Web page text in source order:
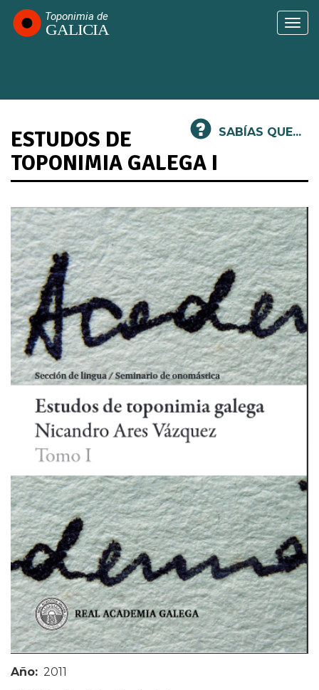
Pasar
contenido
SABÍAS QUE...
ESTUDOS DE
TOPONIMIA GALEGA I
Año
2011